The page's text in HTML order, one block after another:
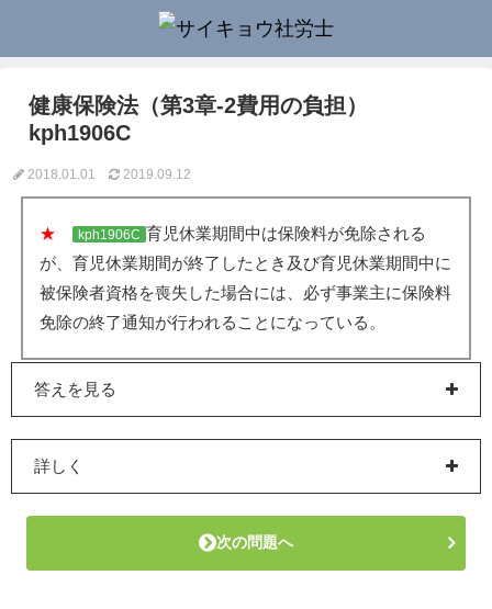
健康保険法（第3章-2費用の負担）
kph1906C
2018.01.01 2019.09.12
★ kph1906C 育児休業期間中は保険料が免除される
が、育児休業期間が終了したとき及び育児休業期間中に
被保険者資格を喪失した場合には、必ず事業主に保険料
免除の終了通知が行われることになっている。
答えを見る
詳しく
次の問題へ